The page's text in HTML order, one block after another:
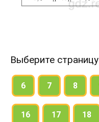
Выберите страницу
6 7 8
16 17 18